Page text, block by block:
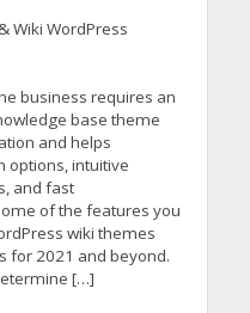
Wiki WordPress
business requires an
base theme
and helps
options, intuitive
and fast
of the features you
wiki themes
for 2021 and beyond.
[…]